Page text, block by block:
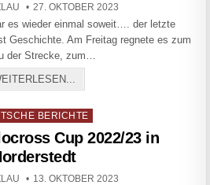
PUBLISHED DATE:
27. OKTOBER 2023
es wieder einmal soweit…. der letzte
Geschichte. Am Freitag regnete es zum
der Strecke, zum…
in BERICHTE
Cup 2022/23 in
PUBLISHED DATE:
13. OKTOBER 2023